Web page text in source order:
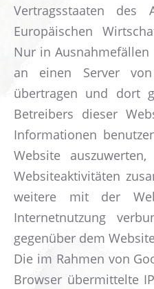
Vertragsstaaten des
Europäischen
Nur in
an einen Server
übertragen und dort
Betreibers dieser
Informationen
Website
Websiteaktivitäten
weitere mit der
Internetnutzung
gegenüber dem
Die im Rahmen von
Browser übermittelte